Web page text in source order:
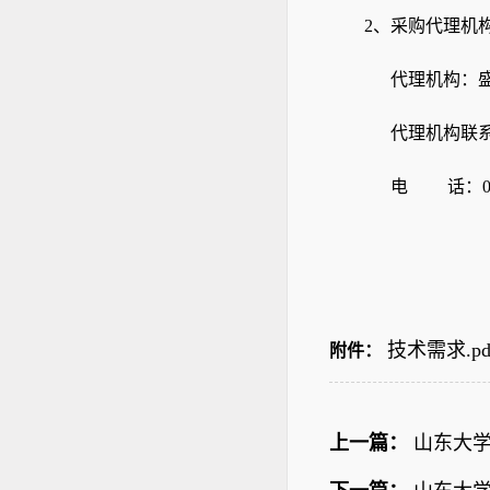
2、采购代理机
代理机构：
代理机构联
电 话：
附件： 技术需求
上一篇： 山东大